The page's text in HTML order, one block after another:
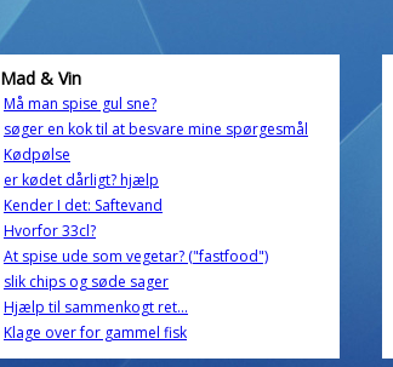
Mad & Vin
Må man spise gul sne?
søger en kok til at besvare mine spørgesmål
Kødpølse
er kødet dårligt? hjælp
Kender I det: Saftevand
Hvorfor 33cl?
At spise ude som vegetar? ("fastfood")
slik chips og søde sager
Hjælp til sammenkogt ret...
Klage over for gammel fisk